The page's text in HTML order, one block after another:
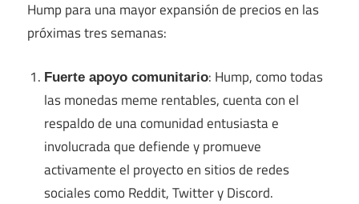
Hump para una mayor expansión de precios en las
próximas tres semanas:
Fuerte apoyo comunitario: Hump, como todas
las monedas meme rentables, cuenta con el
respaldo de una comunidad entusiasta e
involucrada que defiende y promueve
activamente el proyecto en sitios de redes
sociales como Reddit, Twitter y Discord.